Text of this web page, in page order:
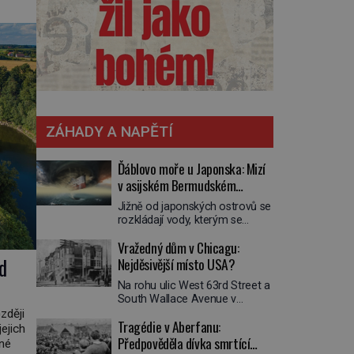
ZÁHADY A NAPĚTÍ
Ďáblovo moře u Japonska: Mizí
v asijském Bermudském
trojúhelníku lodě ve spárech
neznámé síly?
Jižně od japonských ostrovů se
rozkládají vody, kterým se
se o lodích mizejících beze
stopy, podivných světlech,
zrádných proudech i mořských
dracích, kteří měli tyto končiny
střežit už v dávných legendách.
trojúhelník skutečně prokletým
místem, nebo se zde jen
Vražedný dům v Chicagu:
Nejděsivější místo USA?
Na rohu ulic West 63rd Street a
South Wallace Avenue v
Nemá žádný speciální nápis ani
pamětní desku. A přesto prý
Tragédie v Aberfanu:
Předpověděla dívka smrtící